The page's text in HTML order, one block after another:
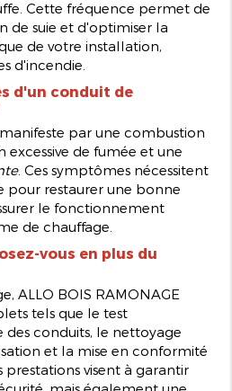
Cette fréquence permet de
de suie et d'optimiser la
de votre installation,
d'incendie.
d'un conduit de
par une combustion
excessive de fumée et une
. Ces symptômes nécessitent
pour restaurer une bonne
le fonctionnement
de chauffage.
vous en plus du
ALLO BOIS RAMONAGE
tels que le test
conduits, le nettoyage
et la mise en conformité
prestations visent à garantir